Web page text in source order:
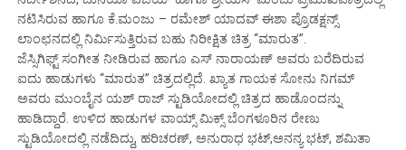
ನಟಿಸಿರುವ ಹಾಗೂ ಕೆ.ಮಂಜು – ರಮೇಶ್ ಯಾದವ್ ಈಶಾ ಪ್ರೊಡಕ್ಷನ್ಸ್
ಲಾಂಛನದಲ್ಲಿ ನಿರ್ಮಿಸುತ್ತಿರುವ ಬಹು ನಿರೀಕ್ಷಿತ ಚಿತ್ರ “ಮಾರುತ”.
ಜೆಸ್ಸಿಗಿಫ್ಟ್ ಸಂಗೀತ ನೀಡಿರುವ ಹಾಗೂ ಎಸ್ ನಾರಾಯಣ್ ಅವರು ಬರೆದಿರುವ
ಐದು ಹಾಡುಗಳು “ಮಾರುತ” ಚಿತ್ರದಲ್ಲಿದೆ. ಖ್ಯಾತ ಗಾಯಕ ಸೋನು ನಿಗಮ್
ಅವರು ಮುಂಬೈನ ಯಶ್ ರಾಜ್ ಸ್ಟುಡಿಯೋದಲ್ಲಿ ಚಿತ್ರದ ಹಾಡೊಂದನ್ನು
ಹಾಡಿದ್ದಾರೆ. ಉಳಿದ ಹಾಡುಗಳ ವಾಯ್ಸ್ ಮಿಕ್ಸ್ ಬೆಂಗಳೂರಿನ ರೇಣು
ಸ್ಟುಡಿಯೋದಲ್ಲಿ ನಡೆದಿದ್ದು, ಹರಿಚರಣ್, ಅನುರಾಧ ಭಟ್,‌ಅನನ್ಯ ಭಟ್, ಶಮಿತಾ